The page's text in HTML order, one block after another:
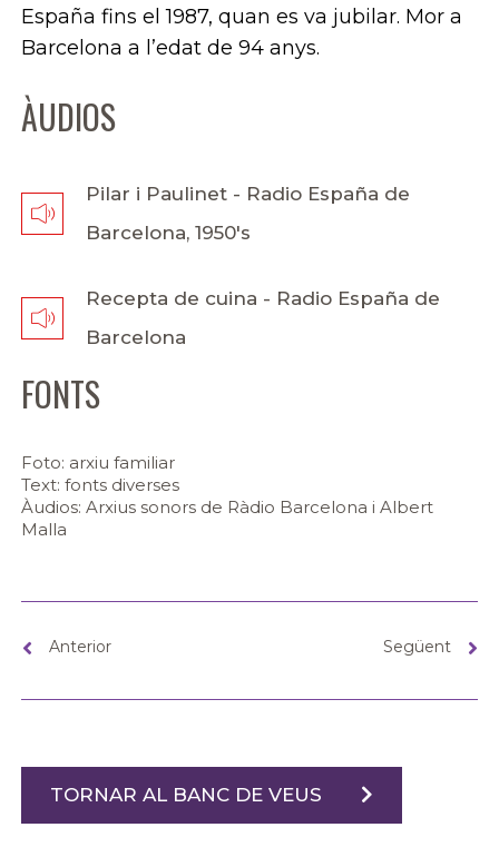
España fins el 1987, quan es va jubilar. Mor a
Barcelona a l’edat de 94 anys.
ÀUDIOS
Pilar i Paulinet - Radio España de
Barcelona, 1950's
Recepta de cuina - Radio España de
Barcelona
FONTS
Foto: arxiu familiar
Text: fonts diverses
Àudios: Arxius sonors de Ràdio Barcelona i Albert
Malla
Següent
Anterior
TORNAR AL BANC DE VEUS